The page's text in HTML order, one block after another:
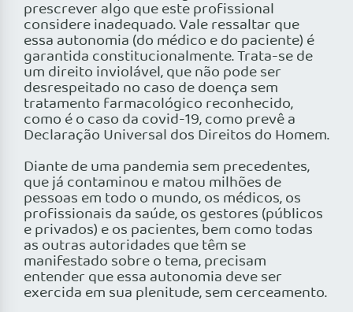
prescrever algo que este profissional
considere inadequado. Vale ressaltar que
essa autonomia (do médico e do paciente) é
garantida constitucionalmente. Trata-se de
um direito inviolável, que não pode ser
desrespeitado no caso de doença sem
tratamento farmacológico reconhecido,
como é o caso da covid-19, como prevê a
Declaração Universal dos Direitos do Homem.
Diante de uma pandemia sem precedentes,
que já contaminou e matou milhões de
pessoas em todo o mundo, os médicos, os
profissionais da saúde, os gestores (públicos
e privados) e os pacientes, bem como todas
as outras autoridades que têm se
manifestado sobre o tema, precisam
entender que essa autonomia deve ser
exercida em sua plenitude, sem cerceamento.